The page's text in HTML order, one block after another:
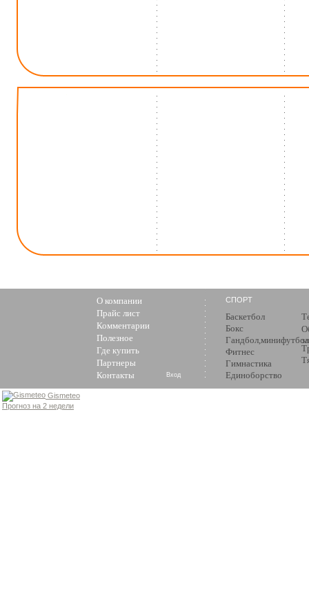
О компании
Прайс лист
Комментарии
Полезное
Где купить
Партнеры
Контакты
СПОРТ
Баскетбол
Бокс
Гандбол,минифутбол
Фитнес
Гимнастика
Единоборство
Вход
Gismeteo
Прогноз на 2 недели